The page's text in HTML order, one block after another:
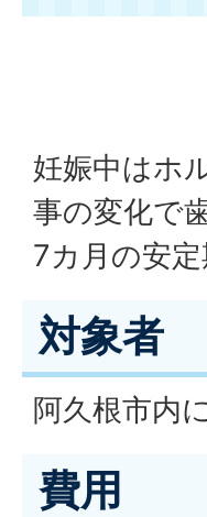
妊娠中はホ
事の変化で
7カ月の安
対象者
阿久根市内
費用